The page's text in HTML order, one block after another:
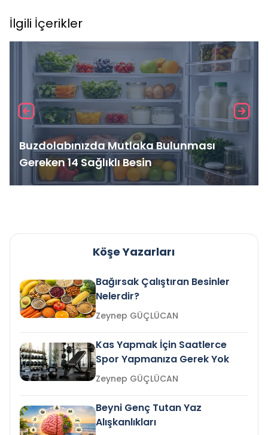
İlgili İçerikler
Buzdolabınızda Mutlaka Bulunması
Gereken 14 Sağlıklı Besin
Köşe Yazarları
Bağırsak Çalıştıran Besinler
Nelerdir?
Zeynep GÜÇLÜCAN
Kas Yapmak İçin Saatlerce
Spor Yapmanıza Gerek Yok
Zeynep GÜÇLÜCAN
Beyni Genç Tutan Yaz
Alışkanlıkları